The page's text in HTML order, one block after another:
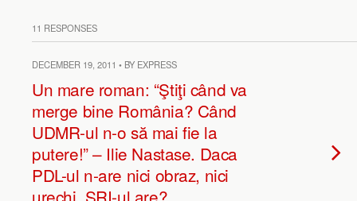
11 RESPONSES
DECEMBER 19, 2011 • BY EXPRESS
Un mare roman: “Ştiţi când va
merge bine România? Când
UDMR-ul n-o să mai fie la
putere!” – Ilie Nastase. Daca
PDL-ul n-are nici obraz, nici
urechi, SRI-ul are?